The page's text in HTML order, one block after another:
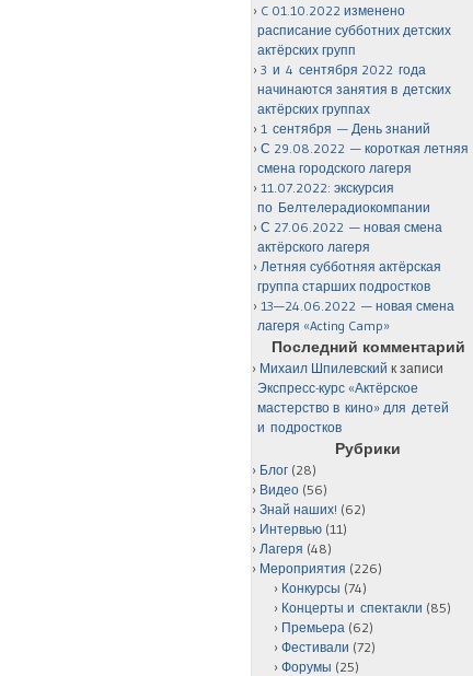
C 01.10.2022 изменено
расписание субботних детских
актёрских групп
3 и 4 сентября 2022 года
начинаются занятия в детских
актёрских группах
1 сентября — День знаний
С 29.08.2022 — короткая летняя
смена городского лагеря
11.07.2022: экскурсия
по Белтелерадиокомпании
С 27.06.2022 — новая смена
актёрского лагеря
Летняя субботняя актёрская
группа старших подростков
13—24.06.2022 — новая смена
лагеря «Acting Camp»
Последний комментарий
Михаил Шпилевский к записи
Экспресс-курс «Актёрское
мастерство в кино» для детей
и подростков
Рубрики
Блог (28)
Видео (56)
Знай наших! (62)
Интервью (11)
Лагеря (48)
Мероприятия (226)
Конкурсы (74)
Концерты и спектакли (85)
Премьера (62)
Фестивали (72)
Форумы (25)